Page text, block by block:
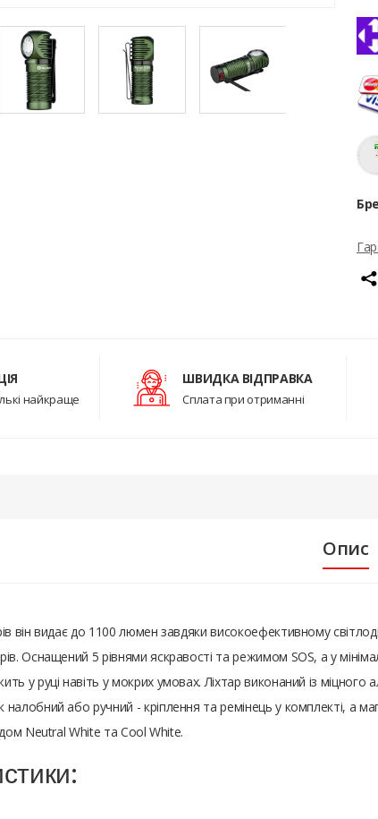
найкраще
ШВИДКА ВІДПРАВКА
Сплата при отриманні
Опис
він видає до 1100 люмен завдяки високоефективному
Оснащений 5 рівнями яскравості та режимом SOS, а у
у руці навіть у мокрих умовах. Ліхтар виконаний із
або ручний - кріплення та ремінець у комплекті, а
Neutral White та Cool White.